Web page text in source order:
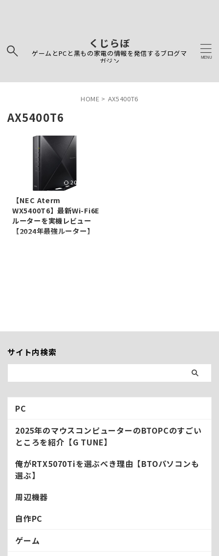
くじらぼ
ゲームとPCと黒もの家電の情報を発信するブログマ
ガジン
HOME > AX5400T6
AX5400T6
2024/11/11
【NEC Aterm
WX5400T6】最新Wi-Fi6E
ルーターを実機レビュー
【2024年最強ルーター】
くだし最新のWi-Fi6Eルーター
また5年は使える。型名はWX-
品）をプライムデーの先行セー
したので早速レビューしてい ...
サイト内検索
PC
2025年のマウスコンピューターのBTOPCのすごい
ところを紹介【G TUNE】
俺がRTX5070Tiを選ぶべき理由【BTOパソコンも
選ぶ】
周辺機器
自作PC
ゲーム